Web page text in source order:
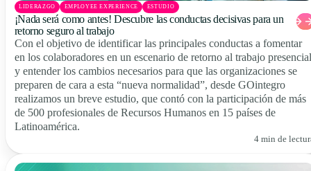
LIDERAZGO EMPLOYEE EXPERIENCE ESTUDIO
¡Nada será como antes! Descubre las conductas decisivas para un
retorno seguro al trabajo
Con el objetivo de identificar las principales conductas a fomentar
en los colaboradores en un escenario de retorno al trabajo presencial
y entender los cambios necesarios para que las organizaciones se
preparen de cara a esta “nueva normalidad”, desde GOintegro
realizamos un breve estudio, que contó con la participación de más
de 500 profesionales de Recursos Humanos en 15 países de
Latinoamérica.
4 min de